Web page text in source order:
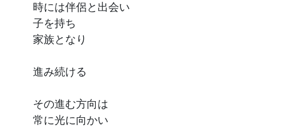
時には伴侶と出会い
子を持ち
家族となり
進み続ける
その進む方向は
常に光に向かい